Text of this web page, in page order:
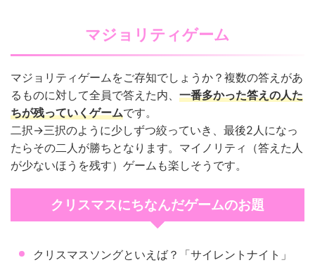
マジョリティゲーム
マジョリティゲームをご存知でしょうか？複数の答えがあ
るものに対して全員で答えた内、 一番多かった答えの人た
ちが残っていくゲームです。
二択→三択のように少しずつ絞っていき、最後2人になっ
たらその二人が勝ちとなります。マイノリティ（答えた人
が少ないほうを残す）ゲームも楽しそうです。
クリスマスにちなんだゲームのお題
クリスマスソングといえば？「サイレントナイト」